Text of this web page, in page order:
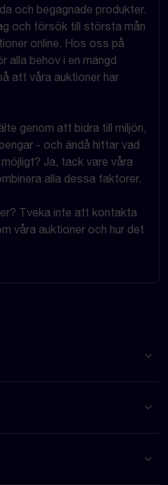
och begagnade produkter.
och försök till största mån
online. Hos oss på
alla behov i en mängd
att våra auktioner har
genom att bidra till miljön,
- och ändå hittar vad
Ja, tack vare våra
alla dessa faktorer.
Tveka inte att kontakta
våra auktioner och hur det